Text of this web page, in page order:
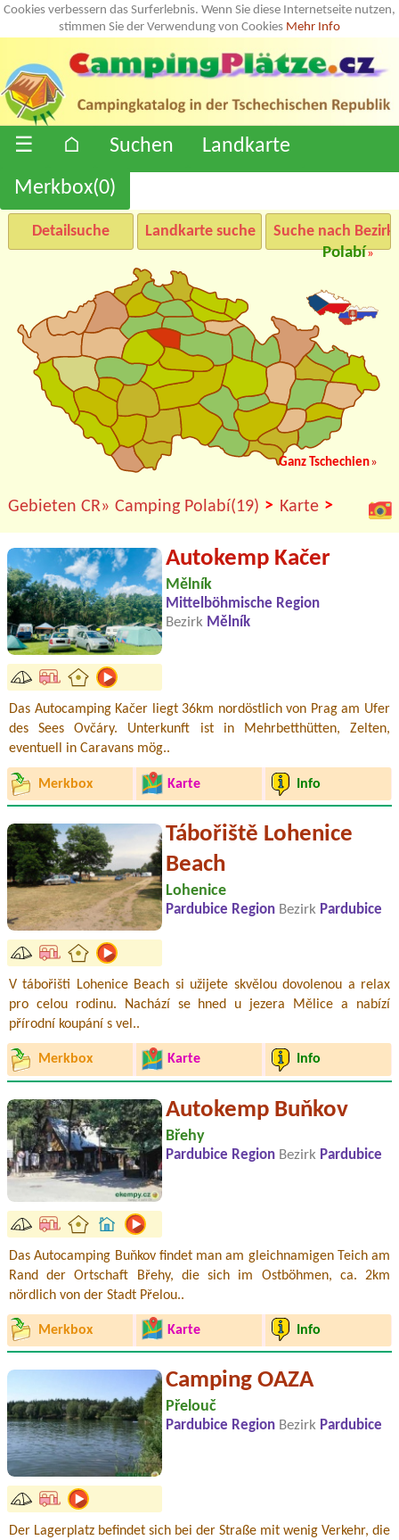
Cookies verbessern das Surferlebnis. Wenn Sie diese Internetseite nutzen,
stimmen Sie der Verwendung von Cookies Mehr Info
☰ ⌂ Suchen
Landkarte
Merkbox(0)
Detailsuche Landkarte suche
Suche nach
Polabí»
Ganz Tschechien»
Gebieten CR» Camping Polabí(19) > Karte >
Autokemp Kačer
Mělník
Mittelböhmische Region
Bezirk Mělník
Das Autocamping Kačer liegt 36km nordöstlich von Prag am Ufer
des Sees Ovčáry. Unterkunft ist in Mehrbetthütten, Zelten,
eventuell in Caravans mög..
Merkbox Karte Info
Tábořiště Lohenice
Beach
Lohenice
Pardubice Region Bezirk Pardubice
V tábořišti Lohenice Beach si užijete skvělou dovolenou a relax
pro celou rodinu. Nachází se hned u jezera Mělice a nabízí
přírodní koupání s vel..
Merkbox Karte Info
Autokemp Buňkov
Břehy
Pardubice Region Bezirk Pardubice
Das Autocamping Buňkov findet man am gleichnamigen Teich am
Rand der Ortschaft Břehy, die sich im Ostböhmen, ca. 2km
nördlich von der Stadt Přelou..
Merkbox Karte Info
Camping OAZA
Přelouč
Pardubice Region Bezirk Pardubice
Der Lagerplatz befindet sich bei der Straße mit wenig Verkehr, die